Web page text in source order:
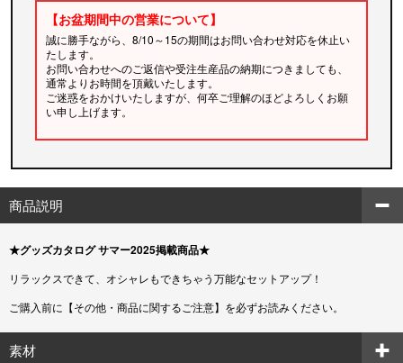
【お盆期間中の営業について】
誠に勝手ながら、8/10～15の期間はお問い合わせ対応を休止い
たします。
お問い合わせへのご返信や受注生産品の納期につきましても、
通常よりお時間を頂戴いたします。
ご迷惑をおかけいたしますが、何卒ご理解のほどよろしくお願
い申し上げます。
商品説明
★グッズカタログ サマー2025掲載商品★
リラックスできて、オシャレもできちゃう万能なセットアップ！
ご購入前に【その他・商品に関するご注意】を必ずお読みください。
素材